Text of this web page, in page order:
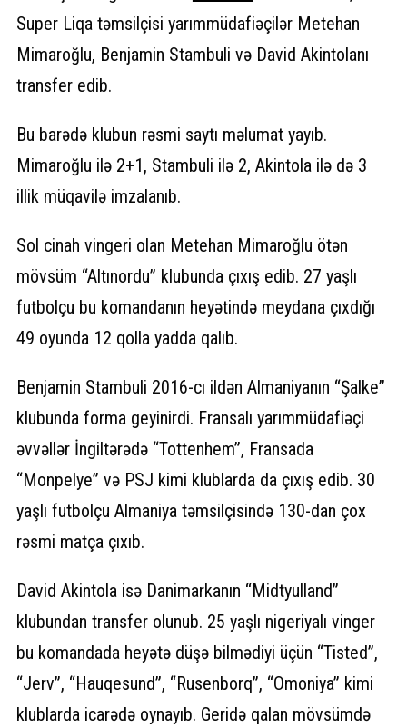
Super Liqa təmsilçisi yarımmüdafiəçilər Metehan
Mimaroğlu, Benjamin Stambuli və David Akintolanı
transfer edib.
Bu barədə klubun rəsmi saytı məlumat yayıb.
Mimaroğlu ilə 2+1, Stambuli ilə 2, Akintola ilə də 3
illik müqavilə imzalanıb.
Sol cinah vingeri olan Metehan Mimaroğlu ötən
mövsüm “Altınordu” klubunda çıxış edib. 27 yaşlı
futbolçu bu komandanın heyətində meydana çıxdığı
49 oyunda 12 qolla yadda qalıb.
Benjamin Stambuli 2016-cı ildən Almaniyanın “Şalke”
klubunda forma geyinirdi. Fransalı yarımmüdafiəçi
əvvəllər İngiltərədə “Tottenhem”, Fransada
“Monpelye” və PSJ kimi klublarda da çıxış edib. 30
yaşlı futbolçu Almaniya təmsilçisində 130-dan çox
rəsmi matça çıxıb.
David Akintola isə Danimarkanın “Midtyulland”
klubundan transfer olunub. 25 yaşlı nigeriyalı vinger
bu komandada heyətə düşə bilmədiyi üçün “Tisted”,
“Jerv”, “Hauqesund”, “Rusenborq”, “Omoniya” kimi
klublarda icarədə oynayıb. Geridə qalan mövsümdə